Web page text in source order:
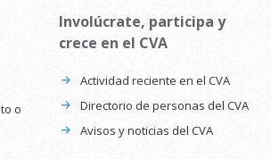
o
Involúcrate, participa y
crece en el CVA
Actividad reciente en el CVA
Directorio de personas del CVA
Avisos y noticias del CVA